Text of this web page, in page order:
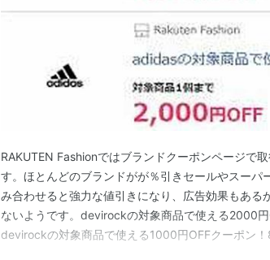
RAKUTEN Fashionではブランドクーポンページで
す。ほとんどのブランドがが％引きセールやスーパ
み合わせると強力な値引きになり、広告効果もある
ないようです。​devirockの対象商品で使える2000
devirockの対象商品で使える1000円OFFクーポン